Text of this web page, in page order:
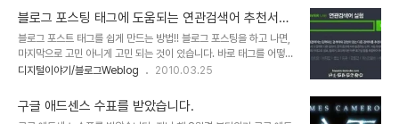
음악만을 대상으로 하지 않습니다. 오..
다 적절한 분석일겁니다. 이미지 출처: www.steps-to-make-
your-own-website.com 스마트폰 왕초보 분들이라도 스마트폰
왕초보를 벗어날 수 있는 가장 빠른 방법은 가지고 논다는 생각으로 이
것 저것 만저보다가 모르는 것을 발견했을 때 검색을 하는 겁니다. 이
는 얼마 전 포스트 "스마트폰 왕초보를 벗어나고 싶다면 이것만은
하려고 합니다. 최근 스마트폰 왕..
블로그 포스팅 태그에 도움되는 연관검색어 추천서비
스
블로그 포스트 태그를 쉽게 만드는 방법!! 블로그 포스팅을 하고 나면,
마지막으로 고민 아니게 고민 되는 것이 있습니다. 바로 태그를 어떻게
기입해야하나라는 것인데... 특히, 포스트가 발행된 후 많은 분들이 보
하는지 조금은 생각할 수 밖에 없습니다. 글과 연관된 어떤 키워드를
적용하느냐에 따라서 검색에 따른 영향이 적지 않기 때문입니다. 물론
디지털이야기/블로그Weblog 2010.03.25
구글 애드센스 수표를 받았습니다.